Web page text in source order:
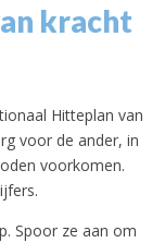
kracht
Hitteplan van
voor de ander, in
voorkomen.
Spoor ze aan om